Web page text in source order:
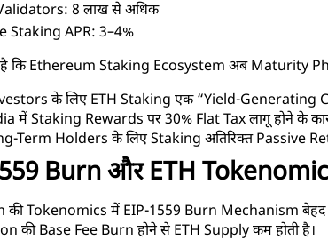
8 लाख से अधिक
Staking APR: 3–4%
है कि Ethereum Staking Ecosystem अब Maturity
के लिए ETH Staking एक “Yield-Generating
में Staking Rewards पर 30% Flat Tax लागू होने के
Term Holders के लिए Staking अतिरिक्त Passive
Burn और ETH
Tokenomics में EIP-1559 Burn Mechanism बेहद
की Base Fee Burn होने से ETH Supply कम होती है।